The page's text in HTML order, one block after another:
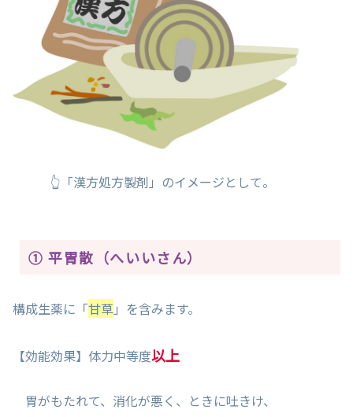
👆「漢方処方製剤」のイメージとして。
① 平胃散（へいいさん）
構成生薬に「甘草」を含みます。
【効能効果】体力中等度以上
胃がもたれて、消化が悪く、ときに吐きけ、